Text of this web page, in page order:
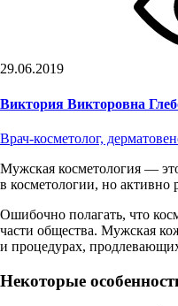
29.06.2019
Виктория Викторовна
Врач-косметолог,
Мужская косметология —
в косметологии, но активно
Ошибочно полагать, что
части общества. Мужская
и процедурах,
Некоторые